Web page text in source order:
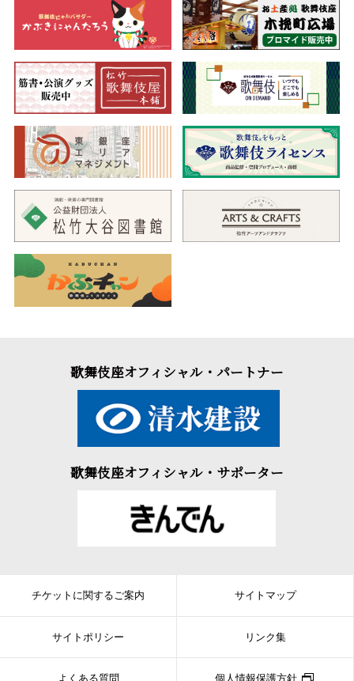
歌舞伎座オフィシャル・パートナー
歌舞伎座オフィシャル・サポーター
チケットに関するご案内 サイトマップ
サイトポリシー リンク集
よくある質問 個人情報保護方針